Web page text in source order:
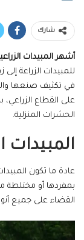
شارك
أشهر المبيدات
للمبيدات الزراعة
في تكثيف صنعها
على القطاع
الحشرات المنزلية.
المبيدات
عادة ما تكون
بمفردها أو مختلطة
القضاء على جميع